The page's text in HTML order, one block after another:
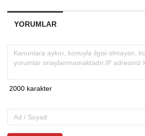
YORUMLAR